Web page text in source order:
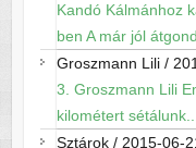
Kandó Kálmánhoz
ben A már jól
Groszmann Lili/
3. Groszmann Lili
kilométert sétálunk...
Sztárok/ 2015-06-